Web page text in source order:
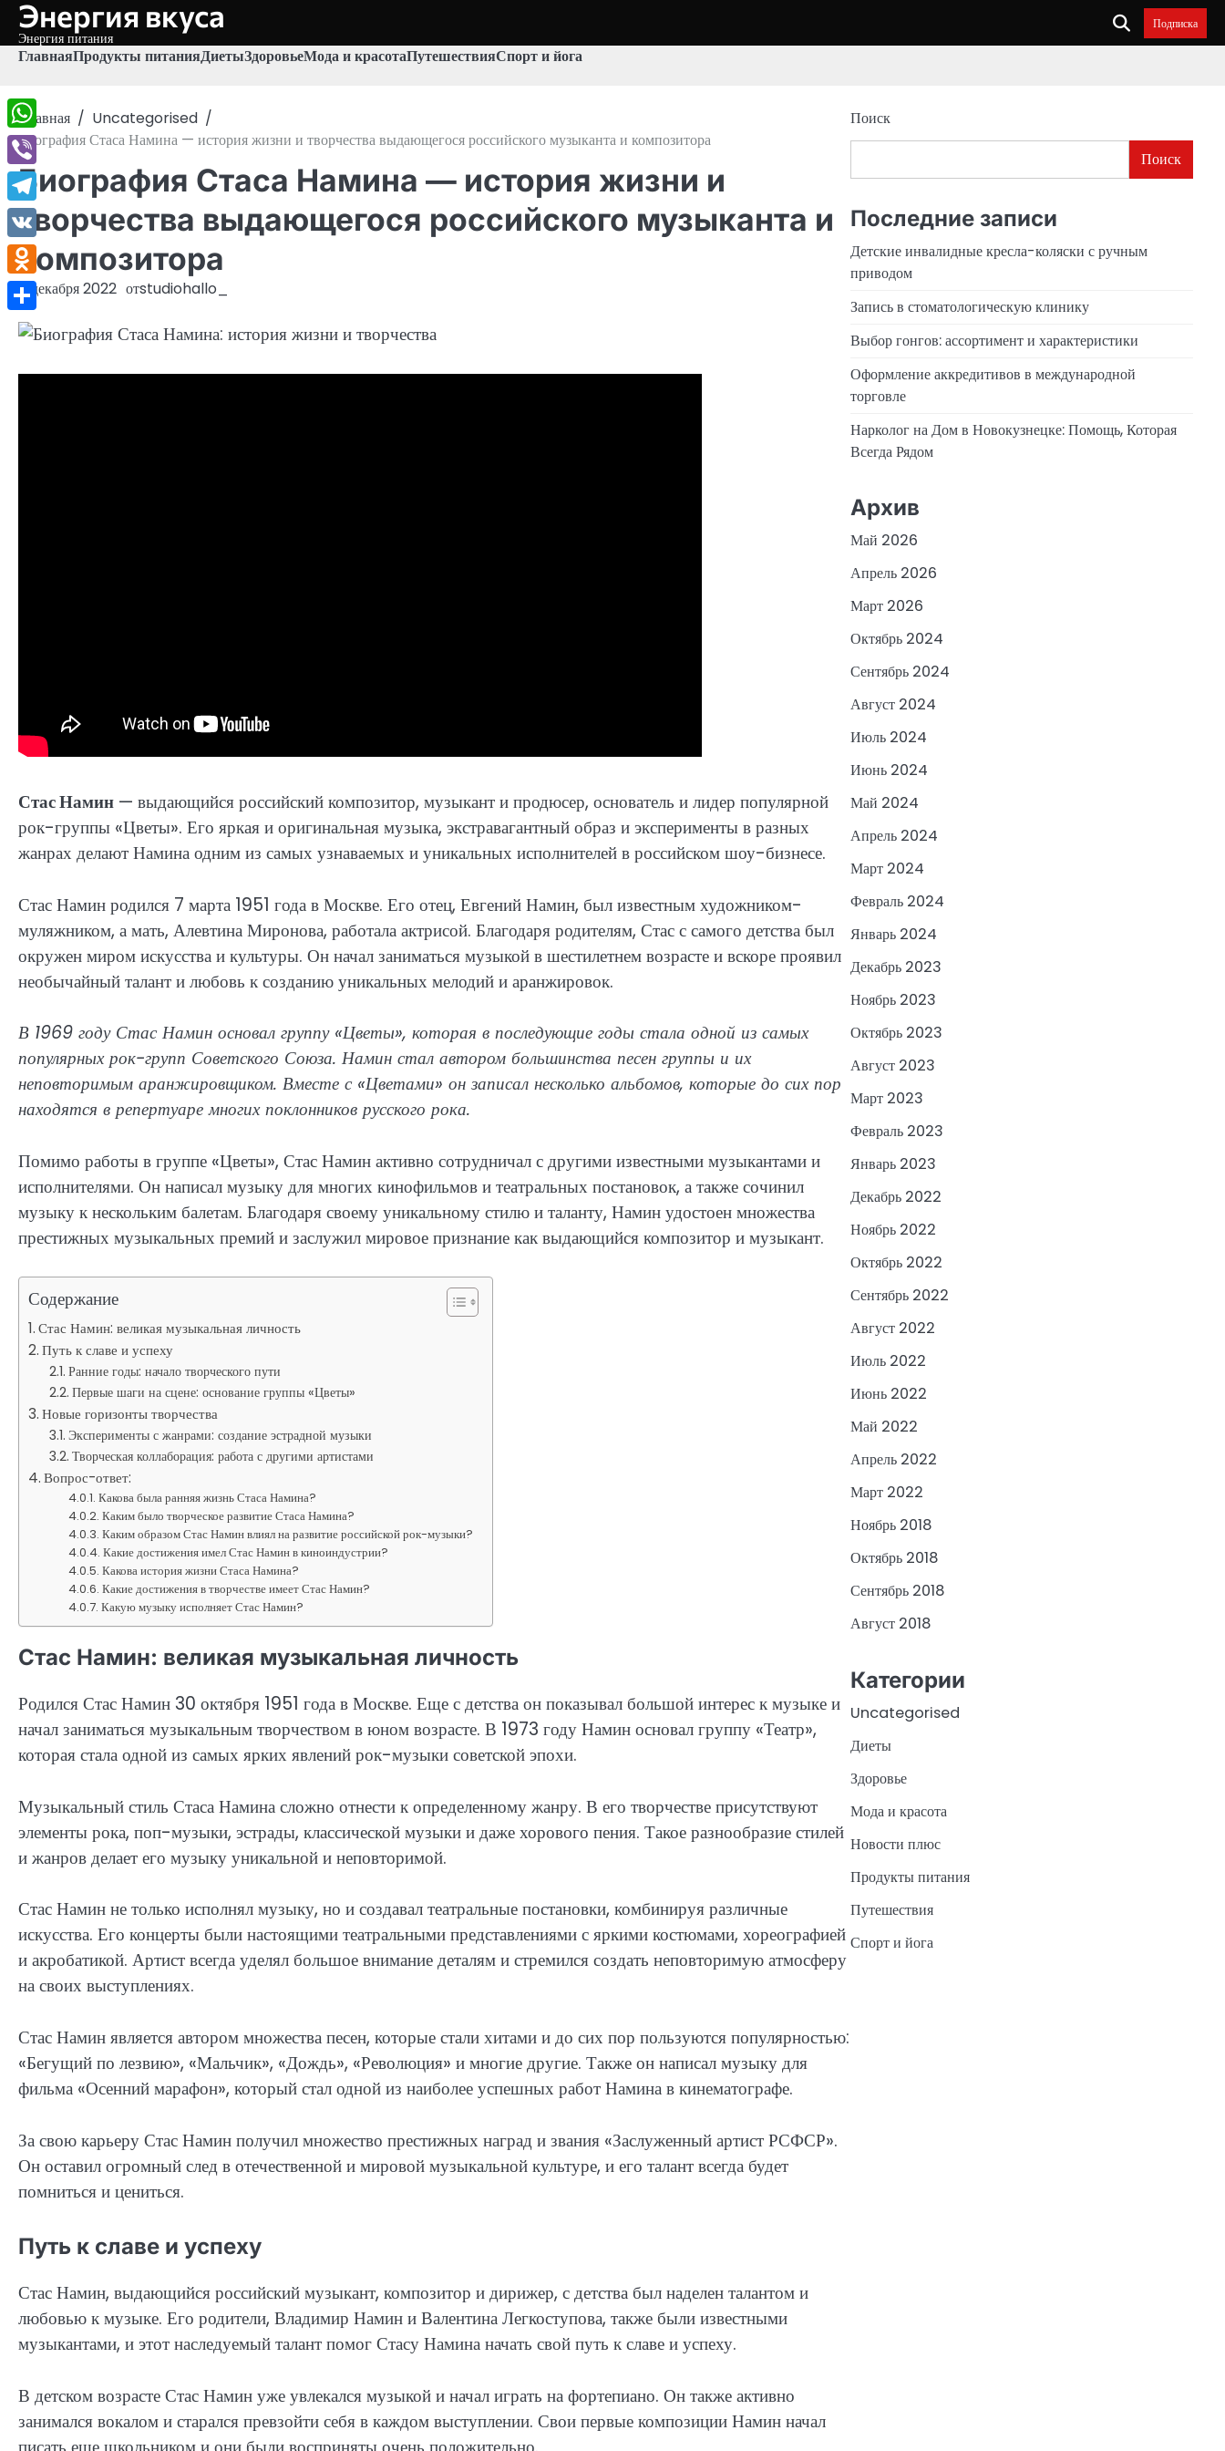
Перейти
содержимому
Энергия вкуса
Энергия питания
Подписка
ГлавнаяПродукты питанияДиетыЗдоровьеМода и красотаПутешествияСпорт и йога
Главная
Uncategorised
Биография Стаса Намина — история жизни и творчества выдающегося российского музыканта и композитора
Биография Стаса Намина — история жизни и
творчества выдающегося российского музыканта и
композитора
7 декабря 2022 отstudiohallo_
Стас Намин — выдающийся российский композитор, музыкант и продюсер, основатель и лидер популярной
рок-группы «Цветы». Его яркая и оригинальная музыка, экстравагантный образ и эксперименты в разных
жанрах делают Намина одним из самых узнаваемых и уникальных исполнителей в российском шоу-бизнесе.
Стас Намин родился 7 марта 1951 года в Москве. Его отец, Евгений Намин, был известным художником-
муляжником, а мать, Алевтина Миронова, работала актрисой. Благодаря родителям, Стас с самого детства был
окружен миром искусства и культуры. Он начал заниматься музыкой в шестилетнем возрасте и вскоре проявил
необычайный талант и любовь к созданию уникальных мелодий и аранжировок.
В 1969 году Стас Намин основал группу «Цветы», которая в последующие годы стала одной из самых
популярных рок-групп Советского Союза. Намин стал автором большинства песен группы и их
неповторимым аранжировщиком. Вместе с «Цветами» он записал несколько альбомов, которые до сих пор
находятся в репертуаре многих поклонников русского рока.
Помимо работы в группе «Цветы», Стас Намин активно сотрудничал с другими известными музыкантами и
исполнителями. Он написал музыку для многих кинофильмов и театральных постановок, а также сочинил
музыку к нескольким балетам. Благодаря своему уникальному стилю и таланту, Намин удостоен множества
престижных музыкальных премий и заслужил мировое признание как выдающийся композитор и музыкант.
Содержание
Стас Намин: великая музыкальная личность
Путь к славе и успеху
Ранние годы: начало творческого пути
Первые шаги на сцене: основание группы «Цветы»
Новые горизонты творчества
Эксперименты с жанрами: создание эстрадной музыки
Творческая коллаборация: работа с другими артистами
Вопрос-ответ:
Какова была ранняя жизнь Стаса Намина?
Каким было творческое развитие Стаса Намина?
Каким образом Стас Намин влиял на развитие российской рок-музыки?
Какие достижения имел Стас Намин в киноиндустрии?
Какова история жизни Стаса Намина?
Какие достижения в творчестве имеет Стас Намин?
Какую музыку исполняет Стас Намин?
Стас Намин: великая музыкальная личность
Родился Стас Намин 30 октября 1951 года в Москве. Еще с детства он показывал большой интерес к музыке и
начал заниматься музыкальным творчеством в юном возрасте. В 1973 году Намин основал группу «Театр»,
которая стала одной из самых ярких явлений рок-музыки советской эпохи.
Музыкальный стиль Стаса Намина сложно отнести к определенному жанру. В его творчестве присутствуют
элементы рока, поп-музыки, эстрады, классической музыки и даже хорового пения. Такое разнообразие стилей
и жанров делает его музыку уникальной и неповторимой.
Стас Намин не только исполнял музыку, но и создавал театральные постановки, комбинируя различные
искусства. Его концерты были настоящими театральными представлениями с яркими костюмами, хореографией
и акробатикой. Артист всегда уделял большое внимание деталям и стремился создать неповторимую атмосферу
на своих выступлениях.
Стас Намин является автором множества песен, которые стали хитами и до сих пор пользуются популярностью:
«Бегущий по лезвию», «Мальчик», «Дождь», «Революция» и многие другие. Также он написал музыку для
фильма «Осенний марафон», который стал одной из наиболее успешных работ Намина в кинематографе.
За свою карьеру Стас Намин получил множество престижных наград и звания «Заслуженный артист РСФСР».
Он оставил огромный след в отечественной и мировой музыкальной культуре, и его талант всегда будет
помниться и цениться.
Путь к славе и успеху
Стас Намин, выдающийся российский музыкант, композитор и дирижер, с детства был наделен талантом и
любовью к музыке. Его родители, Владимир Намин и Валентина Легкоступова, также были известными
музыкантами, и этот наследуемый талант помог Стасу Намина начать свой путь к славе и успеху.
В детском возрасте Стас Намин уже увлекался музыкой и начал играть на фортепиано. Он также активно
занимался вокалом и старался превзойти себя в каждом выступлении. Свои первые композиции Намин начал
Поиск
Поиск
Последние записи
Детские инвалидные кресла-коляски с ручным
приводом
Запись в стоматологическую клинику
Выбор гонгов: ассортимент и характеристики
Оформление аккредитивов в международной
торговле
Нарколог на Дом в Новокузнецке: Помощь, Которая
Всегда Рядом
Архив
Май 2026
Апрель 2026
Март 2026
Октябрь 2024
Сентябрь 2024
Август 2024
Июль 2024
Июнь 2024
Май 2024
Апрель 2024
Март 2024
Февраль 2024
Январь 2024
Декабрь 2023
Ноябрь 2023
Октябрь 2023
Август 2023
Март 2023
Февраль 2023
Январь 2023
Декабрь 2022
Ноябрь 2022
Октябрь 2022
Сентябрь 2022
Август 2022
Июль 2022
Июнь 2022
Май 2022
Апрель 2022
Март 2022
Ноябрь 2018
Октябрь 2018
Сентябрь 2018
Август 2018
Категории
Uncategorised
Диеты
Здоровье
Мода и красота
Новости плюс
Продукты питания
Путешествия
Спорт и йога
WhatsApp
Viber
Telegram
VK
Odnoklassniki
Отправить